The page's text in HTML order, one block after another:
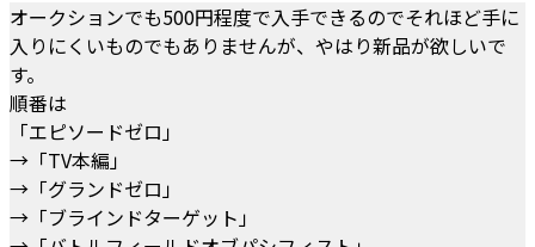
オークションでも500円程度で入手できるのでそれほど手に
入りにくいものでもありませんが、やはり新品が欲しいで
す。
順番は
「エピソードゼロ」
→「TV本編」
→「グランドゼロ」
→「ブラインドターゲット」